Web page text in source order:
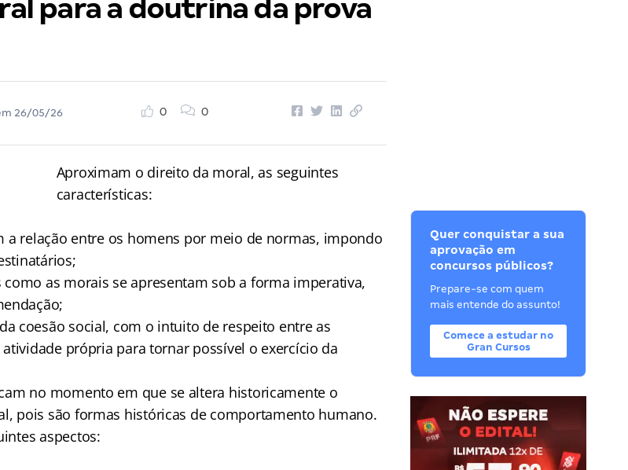
para a doutrina da prova
26/05/26
0 0
Aproximam o direito da moral, as seguintes
características:
a relação entre os homens por meio de normas, impondo
as morais se apresentam sob a forma imperativa,
coesão social, com o intuito de respeito entre as
própria para tornar possível o exercício da
no momento em que se altera historicamente o
pois são formas históricas de comportamento humano.
aspectos:
Quer conquistar a sua
aprovação em
concursos públicos?
Prepare-se com quem
mais entende do assunto!
Comece a estudar no
Gran Cursos